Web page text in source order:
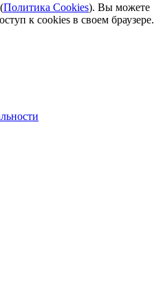
Политика Cookies). Вы можете
к cookies в своем браузере.